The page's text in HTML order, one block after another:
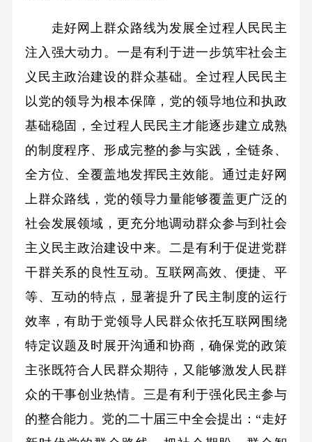
走好网上群众路线为发展全过程人民民主
注入强大动力。一是有利于进一步筑牢社会主
义民主政治建设的群众基础。全过程人民民主
以党的领导为根本保障，党的领导地位和执政
基础稳固，全过程人民民主才能逐步建立成熟
的制度程序、形成完整的参与实践，全链条、
全方位、全覆盖地发挥民主效能。通过走好网
上群众路线，党的领导力量能够覆盖更广泛的
社会发展领域，更充分地调动群众参与到社会
主义民主政治建设中来。二是有利于促进党群
干群关系的良性互动。互联网高效、便捷、平
等、互动的特点，显著提升了民主制度的运行
效率，有助于党领导人民群众依托互联网围绕
特定议题及时展开沟通和协商，确保党的政策
主张既符合人民群众期待，又能够激发人民群
众的干事创业热情。三是有利于强化民主参与
的整合能力。党的二十届三中全会提出：“走好